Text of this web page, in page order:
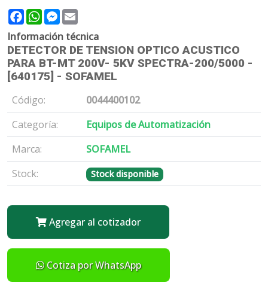
Facebook
WhatsAppMessenger
Información técnica
DETECTOR DE TENSION OPTICO ACUSTICO
PARA BT-MT 200V- 5KV SPECTRA-200/5000 -
[640175] - SOFAMEL
Código:
0044400102
Categoría:
Equipos de Automatización
Marca:
SOFAMEL
Stock:
Stock disponible
Agregar al cotizador
Cotiza por WhatsApp